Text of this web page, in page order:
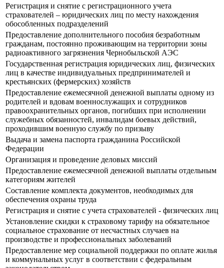
Регистрация и снятие с регистрационного учета
страхователей – юридических лиц по месту нахождения
обособленных подразделений
Предоставление дополнительного пособия безработным
гражданам, постоянно проживающим на территории зоны
радиоактивного загрязнения Чернобыльской АЭС
Государственная регистрация юридических лиц, физических
лиц в качестве индивидуальных предпринимателей и
крестьянских (фермерских) хозяйств
Предоставление ежемесячной денежной выплаты одному из
родителей и вдовам военнослужащих и сотрудников
правоохранительных органов, погибших при исполнении
служебных обязанностей, инвалидам боевых действий,
проходившим военную службу по призыву
Выдача и замена паспорта гражданина Российской
Федерации
Организация и проведение деловых миссий
Предоставление ежемесячной денежной выплаты отдельным
категориям жителей
Составление комплекта документов, необходимых для
обеспечения охраны труда
Регистрация и снятие с учета страхователей - физических лиц
Установление скидки к страховому тарифу на обязательное
социальное страхование от несчастных случаев на
производстве и профессиональных заболеваний
Предоставление мер социальной поддержки по оплате жилья
и коммунальных услуг в соответствии с федеральным